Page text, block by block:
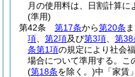
月の使用料は、日割計算に
(準用)
第42条
第17条から第20条
項
第2項及び第3項 第38
条第1項の規定により社会
場合について準用する。
こ
(第18条を除く。)中「家賃